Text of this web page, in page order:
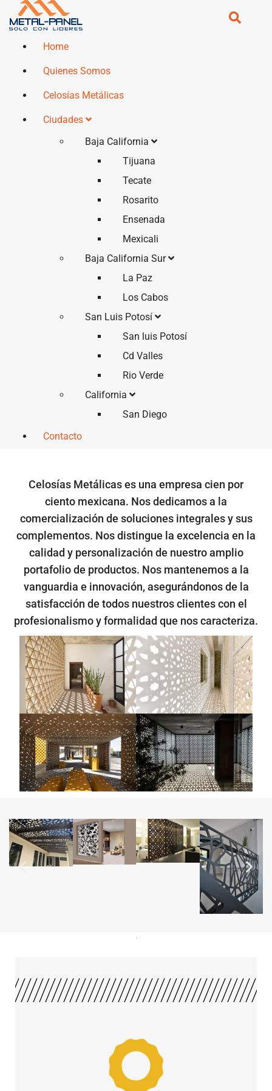
Home
Quienes Somos
Celosías Metálicas
Ciudades
Baja California
Tijuana
Tecate
Rosarito
Ensenada
Mexicali
Baja California Sur
La Paz
Los Cabos
San Luis Potosí
San luis Potosí
Cd Valles
Rio Verde
California
San Diego
Contacto
Celosías Metálicas es una empresa cien por
ciento mexicana. Nos dedicamos a la
comercialización de soluciones integrales y sus
complementos. Nos distingue la excelencia en la
calidad y personalización de nuestro amplio
portafolio de productos. Nos mantenemos a la
vanguardia e innovación, asegurándonos de la
satisfacción de todos nuestros clientes con el
profesionalismo y formalidad que nos caracteriza.